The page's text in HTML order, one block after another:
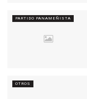
PARTIDO PANAMEÑISTA
OTROS